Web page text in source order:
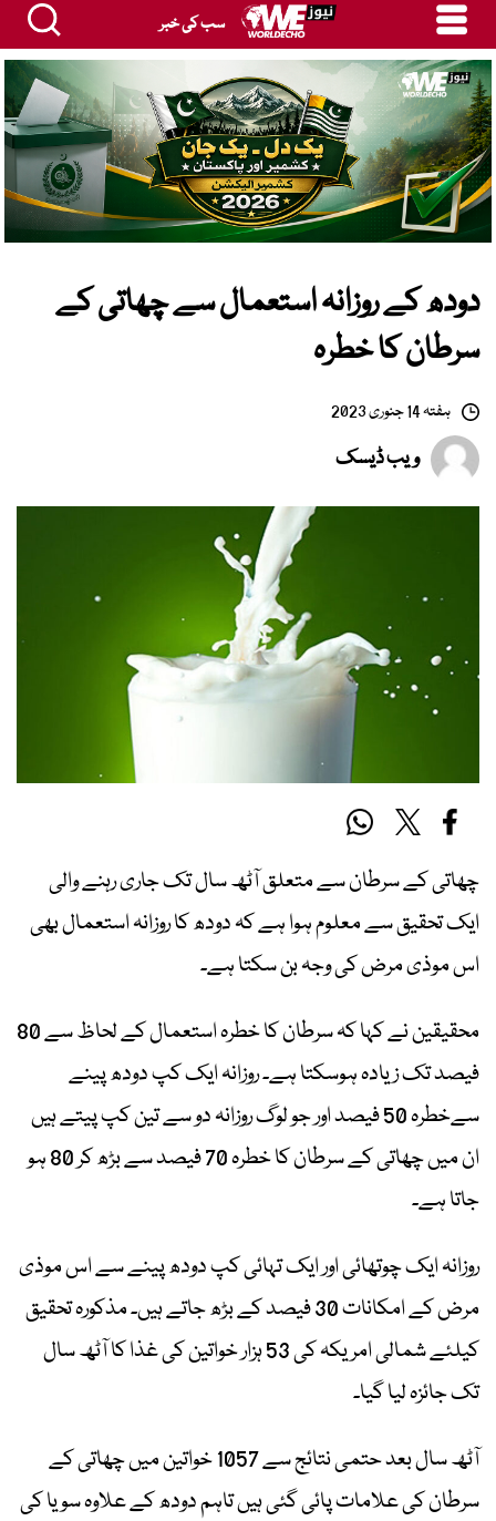
سب کی خبر
دودھ کے روزانہ استعمال سے چھاتی کے
سرطان کا خطرہ
ہفتہ 14 جنوری 2023
ویب ڈیسک
چھاتی کے سرطان سے متعلق آٹھ سال تک جاری رہنے والی
ایک تحقیق سے معلوم ہوا ہے کہ دودھ کا روزانہ استعمال بھی
اس موذی مرض کی وجہ بن سکتا ہے۔
محقیقین نے کہا کہ سرطان کا خطرہ استعمال کے لحاظ سے 80
فیصد تک زیادہ ہوسکتا ہے۔ روزانہ ایک کپ دودھ پینے
سےخطرہ 50 فیصد اور جو لوگ روزانہ دو سے تین کپ پیتے ہیں
ان میں چھاتی کے سرطان کا خطرہ 70 فیصد سے بڑھ کر 80 ہو
جاتا ہے۔
روزانہ ایک چوتھائی اور ایک تہائی کپ دودھ پینے سے اس موذی
مرض کے امکانات 30 فیصد کے بڑھ جاتے ہیں۔ مذکورہ تحقیق
کیلئے شمالی امریکہ کی 53 ہزار خواتین کی غذا کا آٹھ سال
تک جائزہ لیا گیا۔
آٹھ سال بعد حتمی نتائج سے 1057 خواتین میں چھاتی کے
سرطان کی علامات پائی گئی ہیں تاہم دودھ کے علاوہ سویا کی